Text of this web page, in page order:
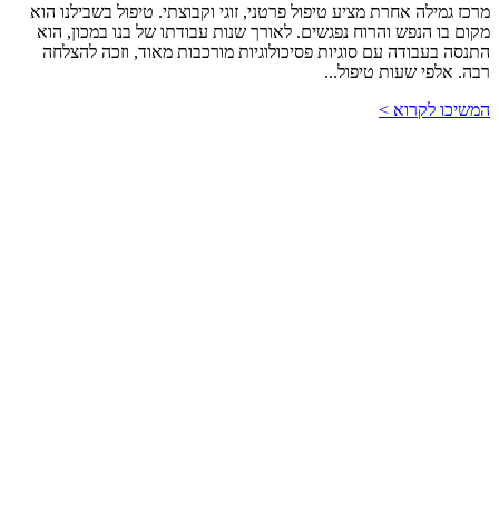
מרכז גמילה אחרת מציע טיפול פרטני, זוגי וקבוצתי. טיפול בשבילנו הוא
מקום בו הנפש והרוח נפגשים. לאורך שנות עבודתו של בנו במכון, הוא
התנסה בעבודה עם סוגיות פסיכולוגיות מורכבות מאוד, וזכה להצלחה
רבה. אלפי שעות טיפול...
המשיכו לקרוא >